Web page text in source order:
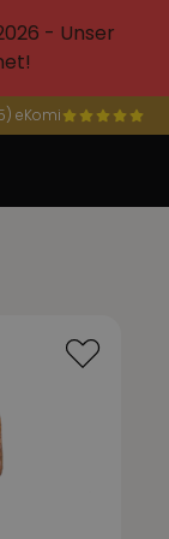
- Unser
eKomi